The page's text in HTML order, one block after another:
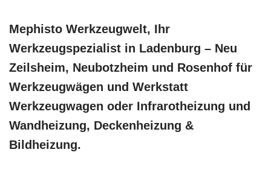
Mephisto Werkzeugwelt, Ihr
Werkzeugspezialist in Ladenburg – Neu
Zeilsheim, Neubotzheim und Rosenhof für
Werkzeugwägen und Werkstatt
Werkzeugwagen oder Infrarotheizung und
Wandheizung, Deckenheizung &
Bildheizung.